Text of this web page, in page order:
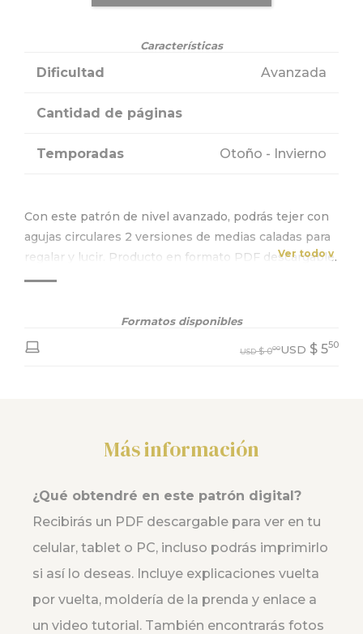
Características
Dificultad Avanzada
Cantidad de páginas
Temporadas Otoño - Invierno
Con este patrón de nivel avanzado, podrás tejer con
agujas circulares 2 versiones de medias caladas para
regalar y lucir. Producto en formato PDF descargable.
Incluye video tutorial. Consulta más información
Ver todo v
Formatos disponibles
USD $ 000USD $ 550
Más información
¿Qué obtendré en este patrón digital?
Recibirás un PDF descargable para ver en tu
celular, tablet o PC, incluso podrás imprimirlo
si así lo deseas. Incluye explicaciones vuelta
por vuelta, moldería de la prenda y enlace a
un video tutorial. También encontrarás fotos